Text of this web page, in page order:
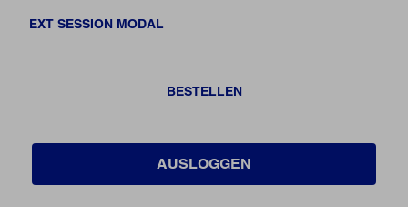
EXT SESSION MODAL
BESTELLEN
AUSLOGGEN